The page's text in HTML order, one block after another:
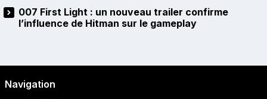
007 First Light : un nouveau trailer confirme
l’influence de Hitman sur le gameplay
Navigation